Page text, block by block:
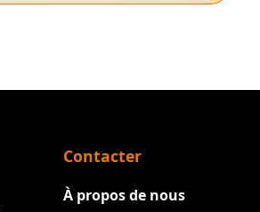
Contacter
À propos de nous